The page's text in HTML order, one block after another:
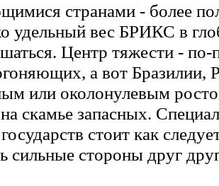
странами - более
вес БРИКС в
Центр тяжести -
а вот
или околонулевым
скамье запасных.
стоит как
сильные стороны друг